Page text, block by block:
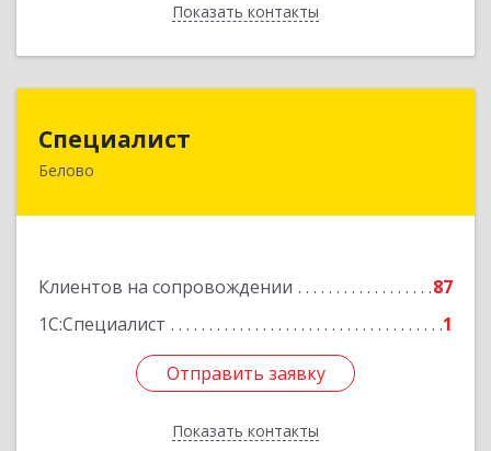
Показать контакты
Назад
Специалист
Белово
Клиентов на сопровождении
87
1С:Специалист
1
Отправить заявку
Показать контакты
Кемеровская обл, Белово г, Ленина ул, дом №
Отправить заявку
Назад